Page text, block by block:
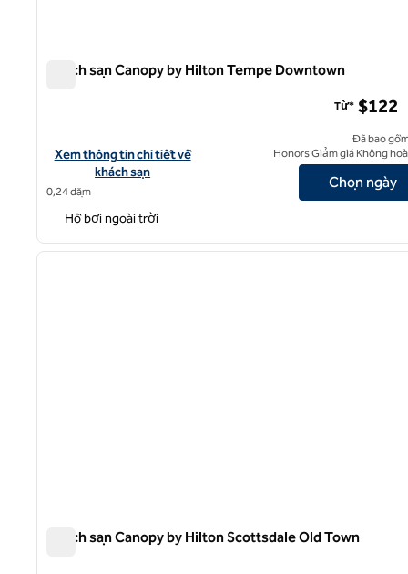
Khách sạn Canopy by Hilton Tempe Downtown
Xem chi tiết khách sạn cho Canopy by Hilton Tempe Downtown
Xem thông tin chi tiết về
khách sạn
0,24 dặm
Từ* $122
Đã bao
Honors Giảm giá Không
Chọn ngày
Hồ bơi ngoài trời
1/12
Khách sạn Canopy by Hilton Scottsdale Old Town